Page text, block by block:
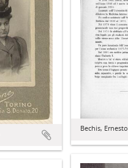
Bechis, Ernesto